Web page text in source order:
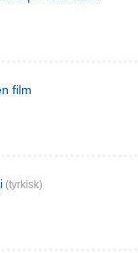
film
(tyrkisk)